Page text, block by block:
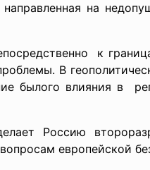
на
к
В
былого влияния в
Россию
европейской